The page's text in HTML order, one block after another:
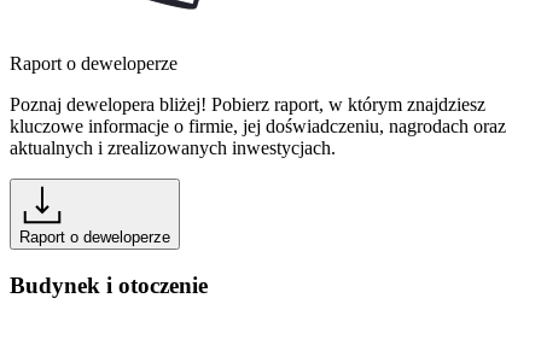
Raport o deweloperze
Poznaj dewelopera bliżej! Pobierz raport, w którym znajdziesz
kluczowe informacje o firmie, jej doświadczeniu, nagrodach oraz
aktualnych i zrealizowanych inwestycjach.
Raport o deweloperze
Budynek i otoczenie